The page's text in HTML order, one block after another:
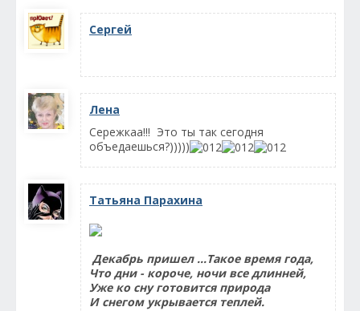
Сергей
Лена
Сережкаа!!! Это ты так сегодня
объедаешься?)))))
Татьяна Парахина
Декабрь пришел ...Такое время года,
Что дни - короче, ночи все длинней,
Уже ко сну готовится природа
И снегом укрывается теплей.